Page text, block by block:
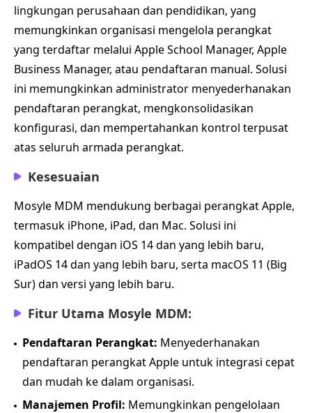
lingkungan perusahaan dan pendidikan, yang
memungkinkan organisasi mengelola perangkat
yang terdaftar melalui Apple School Manager, Apple
Business Manager, atau pendaftaran manual. Solusi
ini memungkinkan administrator menyederhanakan
pendaftaran perangkat, mengkonsolidasikan
konfigurasi, dan mempertahankan kontrol terpusat
atas seluruh armada perangkat.
Kesesuaian
Mosyle MDM mendukung berbagai perangkat Apple,
termasuk iPhone, iPad, dan Mac. Solusi ini
kompatibel dengan iOS 14 dan yang lebih baru,
iPadOS 14 dan yang lebih baru, serta macOS 11 (Big
Sur) dan versi yang lebih baru.
Fitur Utama Mosyle MDM:
Pendaftaran Perangkat: Menyederhanakan
pendaftaran perangkat Apple untuk integrasi cepat
dan mudah ke dalam organisasi.
Manajemen Profil: Memungkinkan pengelolaan